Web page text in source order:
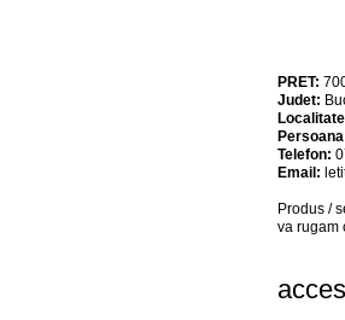
PRET:
Judet:
Telefon:
Email:
Produs /
va rugam